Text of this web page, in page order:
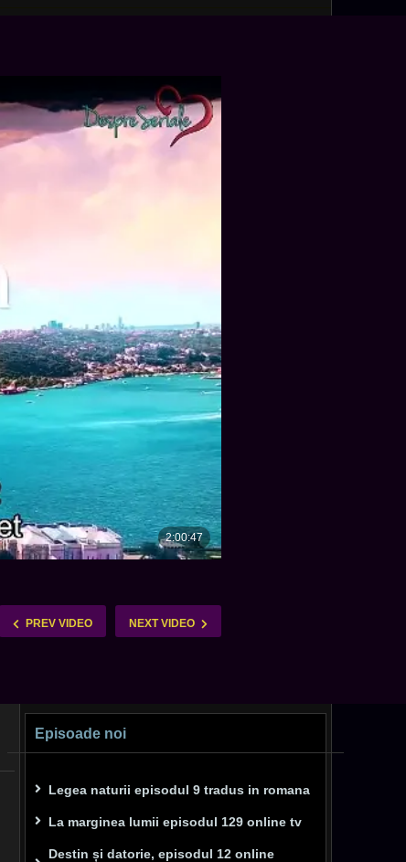
PREV VIDEO NEXT VIDEO
Episoade noi
Legea naturii episodul 9 tradus in romana
La marginea lumii episodul 129 online tv
Destin și datorie, episodul 12 online